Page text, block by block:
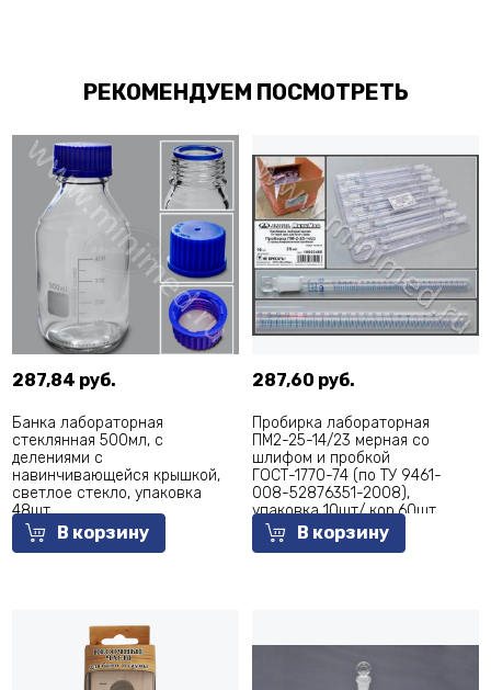
РЕКОМЕНДУЕМ ПОСМОТРЕТЬ
287,84 руб.
Банка лабораторная
стеклянная 500мл, с
делениями с
навинчивающейся крышкой,
светлое стекло, упаковка
48шт
В корзину
287,60 руб.
Пробирка лабораторная
ПМ2-25-14/23 мерная со
шлифом и пробкой
ГОСТ-1770-74 (по ТУ 9461-
008-52876351-2008),
упаковка 10шт/ кор.60шт,
МиниМедВ корзину